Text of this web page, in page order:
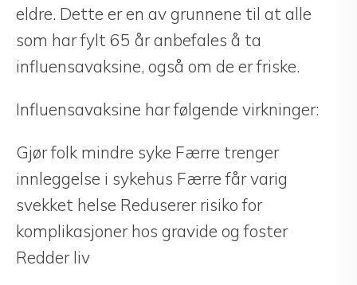
eldre. Dette er en av grunnene til at alle
som har fylt 65 år anbefales å ta
influensavaksine, også om de er friske.
Influensavaksine har følgende virkninger:
Gjør folk mindre syke Færre trenger
innleggelse i sykehus Færre får varig
svekket helse Reduserer risiko for
komplikasjoner hos gravide og foster
Redder liv